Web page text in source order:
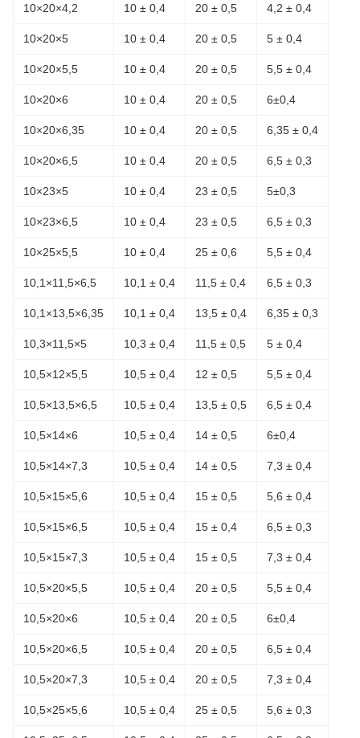
10×20×4,2 10 ± 0,4 20 ± 0,5 4,2 ± 0,4
10×20×5 10 ± 0,4 20 ± 0,5 5 ± 0,4
10×20×5,5 10 ± 0,4 20 ± 0,5 5,5 ± 0,4
10×20×6 10 ± 0,4 20 ± 0,5 6±0,4
10×20×6,35 10 ± 0,4 20 ± 0,5 6,35 ± 0,4
10×20×6,5 10 ± 0,4 20 ± 0,5 6,5 ± 0,3
10×23×5 10 ± 0,4 23 ± 0,5 5±0,3
10×23×6,5 10 ± 0,4 23 ± 0,5 6,5 ± 0,3
10×25×5,5 10 ± 0,4 25 ± 0,6 5,5 ± 0,4
10,1×11,5×6,5 10,1 ± 0,4 11,5 ± 0,4 6,5 ± 0,3
10,1×13,5×6,35 10,1 ± 0,4 13,5 ± 0,4 6,35 ± 0,3
10,3×11,5×5 10,3 ± 0,4 11,5 ± 0,5 5 ± 0,4
10,5×12×5,5 10,5 ± 0,4 12 ± 0,5 5,5 ± 0,4
10,5×13,5×6,5 10,5 ± 0,4 13,5 ± 0,5 6,5 ± 0,4
10,5×14×6 10,5 ± 0,4 14 ± 0,5 6±0,4
10,5×14×7,3 10,5 ± 0,4 14 ± 0,5 7,3 ± 0,4
10,5×15×5,6 10,5 ± 0,4 15 ± 0,5 5,6 ± 0,4
10,5×15×6,5 10,5 ± 0,4 15 ± 0,4 6,5 ± 0,3
10,5×15×7,3 10,5 ± 0,4 15 ± 0,5 7,3 ± 0,4
10,5×20×5,5 10,5 ± 0,4 20 ± 0,5 5,5 ± 0,4
10,5×20×6 10,5 ± 0,4 20 ± 0,5 6±0,4
10,5×20×6,5 10,5 ± 0,4 20 ± 0,5 6,5 ± 0,4
10,5×20×7,3 10,5 ± 0,4 20 ± 0,5 7,3 ± 0,4
10,5×25×5,6 10,5 ± 0,4 25 ± 0,5 5,6 ± 0,3